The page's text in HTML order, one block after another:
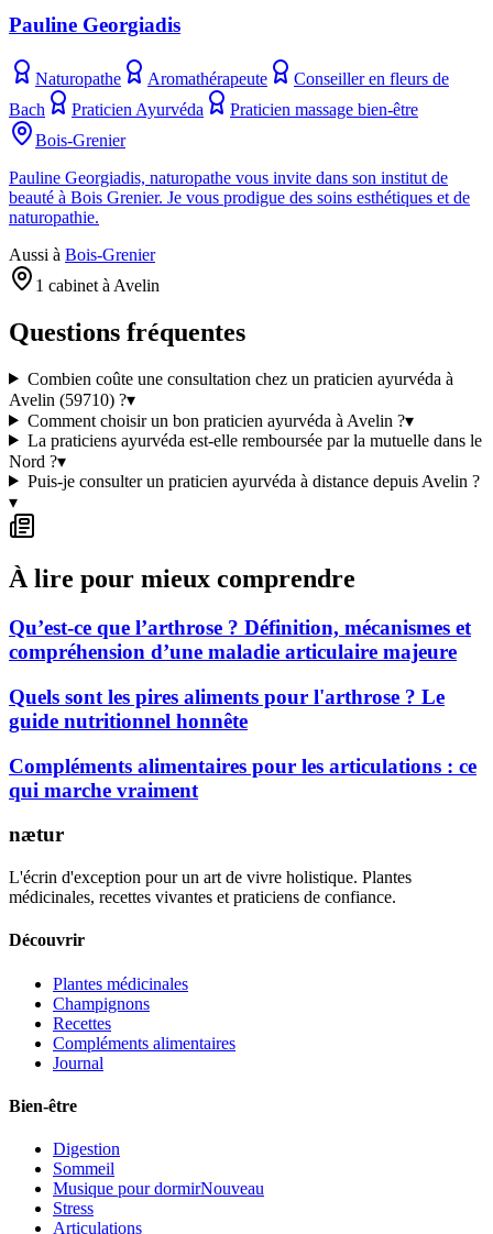
Pauline Georgiadis
Naturopathe Aromathérapeute
Conseiller en fleurs de
Bach
Praticien Ayurvéda
Praticien massage bien-être
Bois-Grenier
Pauline Georgiadis, naturopathe vous invite dans son institut de
beauté à Bois Grenier. Je vous prodigue des soins esthétiques et de
naturopathie.
Aussi à Bois-Grenier
1 cabinet à Avelin
Questions fréquentes
Combien coûte une consultation chez un praticien ayurvéda à
Avelin (59710) ?▾
Comment choisir un bon praticien ayurvéda à Avelin ?▾
La praticiens ayurvéda est-elle remboursée par la mutuelle dans le
Nord ?▾
Puis-je consulter un praticien ayurvéda à distance depuis Avelin ?
▾
À lire pour mieux comprendre
Qu’est-ce que l’arthrose ? Définition, mécanismes et
compréhension d’une maladie articulaire majeure
Quels sont les pires aliments pour l'arthrose ? Le
guide nutritionnel honnête
Compléments alimentaires pour les articulations : ce
qui marche vraiment
nætur
L'écrin d'exception pour un art de vivre holistique. Plantes
médicinales, recettes vivantes et praticiens de confiance.
Découvrir
Plantes médicinales
Champignons
Recettes
Compléments alimentaires
Journal
Bien-être
Digestion
Sommeil
Musique pour dormirNouveau
Stress
Articulations